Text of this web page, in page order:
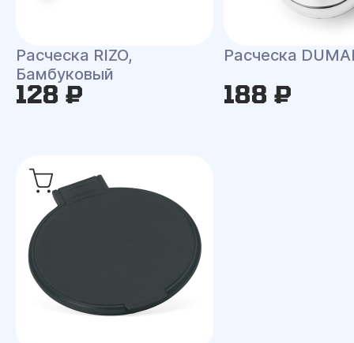
Расческа RIZO,
Бамбуковый
128 ₽
Расческа
188 ₽